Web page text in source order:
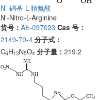
N'-硝基-L-精氨酸
N'-Nitro-L-Arginine
货号： AE-097023 Cas 号：
2149-70-4 分子式：
C6H13N5O4 分子量： 219.2